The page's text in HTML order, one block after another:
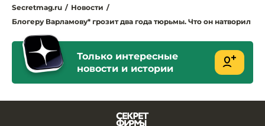
Secretmag.ru / Новости /
Блогеру Варламову* грозит два года тюрьмы. Что он натворил
Только интересные
новости и истории